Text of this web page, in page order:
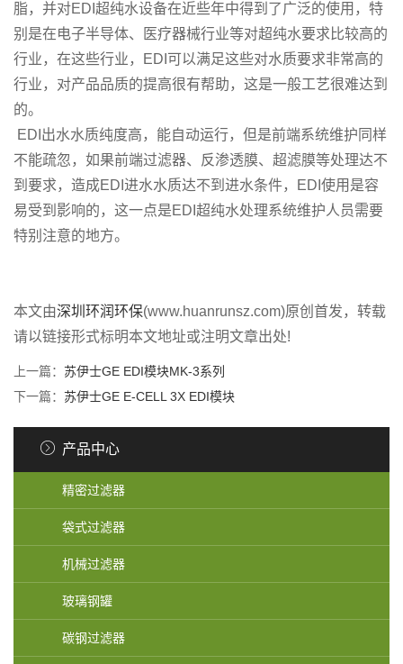
脂，并对EDI超纯水设备在近些年中得到了广泛的使用，特
别是在电子半导体、医疗器械行业等对超纯水要求比较高的
行业，在这些行业，EDI可以满足这些对水质要求非常高的
行业，对产品品质的提高很有帮助，这是一般工艺很难达到
的。
EDI出水水质纯度高，能自动运行，但是前端系统维护同样
不能疏忽，如果前端过滤器、反渗透膜、超滤膜等处理达不
到要求，造成EDI进水水质达不到进水条件，EDI使用是容
易受到影响的，这一点是EDI超纯水处理系统维护人员需要
特别注意的地方。
本文由深圳环润环保(www.huanrunsz.com)原创首发，转载
请以链接形式标明本文地址或注明文章出处!
上一篇： 苏伊士GE EDI模块MK-3系列
下一篇： 苏伊士GE E-CELL 3X EDI模块
产品中心
精密过滤器
袋式过滤器
机械过滤器
玻璃钢罐
碳钢过滤器